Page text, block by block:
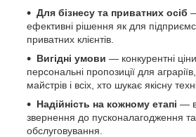
Для бізнесу та приватних осіб
ефективні рішення як для
приватних клієнтів.
Вигідні умови — конкурентні
персональні пропозиції для
майстрів і всіх, хто шукає якісну
Надійність на кожному етапі —
звернення до пусконалагодження
обслуговування.